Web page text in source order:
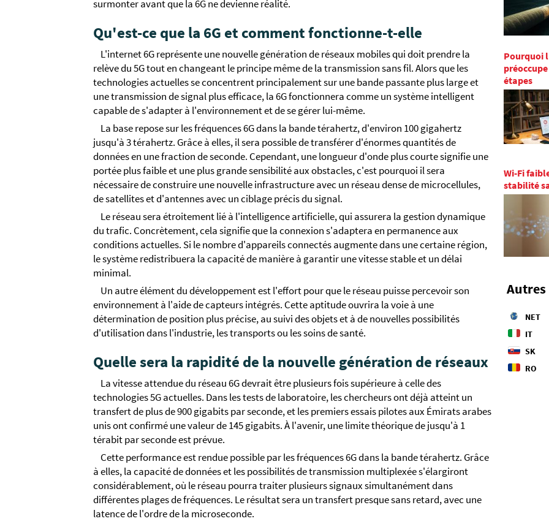
surmonter avant que la 6G ne devienne réalité.
Qu'est-ce que la 6G et comment fonctionne-t-elle
L'internet 6G représente une nouvelle génération de réseaux mobiles qui doit prendre la
relève du 5G tout en changeant le principe même de la transmission sans fil. Alors que les
technologies actuelles se concentrent principalement sur une bande passante plus large et
une transmission de signal plus efficace, la 6G fonctionnera comme un système intelligent
capable de s'adapter à l'environnement et de se gérer lui-même.
La base repose sur les fréquences 6G dans la bande térahertz, d'environ 100 gigahertz
jusqu'à 3 térahertz. Grâce à elles, il sera possible de transférer d'énormes quantités de
données en une fraction de seconde. Cependant, une longueur d'onde plus courte signifie une
portée plus faible et une plus grande sensibilité aux obstacles, c'est pourquoi il sera
nécessaire de construire une nouvelle infrastructure avec un réseau dense de microcellules,
de satellites et d'antennes avec un ciblage précis du signal.
Le réseau sera étroitement lié à l'intelligence artificielle, qui assurera la gestion dynamique
du trafic. Concrètement, cela signifie que la connexion s'adaptera en permanence aux
conditions actuelles. Si le nombre d'appareils connectés augmente dans une certaine région,
le système redistribuera la capacité de manière à garantir une vitesse stable et un délai
minimal.
Un autre élément du développement est l'effort pour que le réseau puisse percevoir son
environnement à l'aide de capteurs intégrés. Cette aptitude ouvrira la voie à une
détermination de position plus précise, au suivi des objets et à de nouvelles possibilités
d'utilisation dans l'industrie, les transports ou les soins de santé.
Quelle sera la rapidité de la nouvelle génération de réseaux
La vitesse attendue du réseau 6G devrait être plusieurs fois supérieure à celle des
technologies 5G actuelles. Dans les tests de laboratoire, les chercheurs ont déjà atteint un
transfert de plus de 900 gigabits par seconde, et les premiers essais pilotes aux Émirats arabes
unis ont confirmé une valeur de 145 gigabits. À l'avenir, une limite théorique de jusqu'à 1
térabit par seconde est prévue.
Cette performance est rendue possible par les fréquences 6G dans la bande térahertz. Grâce
à elles, la capacité de données et les possibilités de transmission multiplexée s'élargiront
considérablement, où le réseau pourra traiter plusieurs signaux simultanément dans
différentes plages de fréquences. Le résultat sera un transfert presque sans retard, avec une
latence de l'ordre de la microseconde.
Pourquoi
étapes
Wi-Fi
stabilité
NET
IT
SK
RO